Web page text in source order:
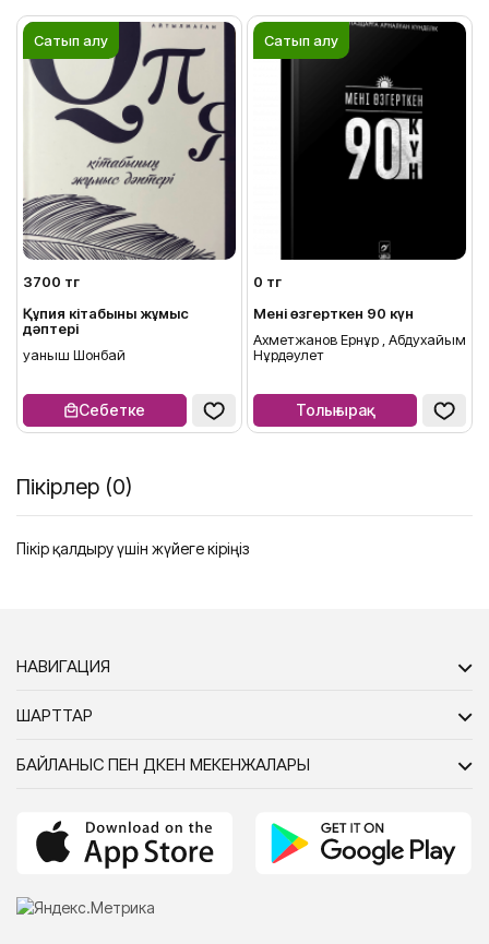
Сатып алу
3700 тг
Құпия кітабының жұмыс
дәптері
Қуаныш Шонбай
Себетке
Сатып алу
0 тг
Мені өзгерткен 90 күн
Ахметжанов Ернұр , Абдухайым
Нұрдәулет
Толығырақ
Пікірлер (0)
Пікір қалдыру үшін жүйеге кіріңіз
НАВИГАЦИЯ
ШАРТТАР
БАЙЛАНЫС ПЕН ДҮКЕН МЕКЕНЖАЛАРЫ